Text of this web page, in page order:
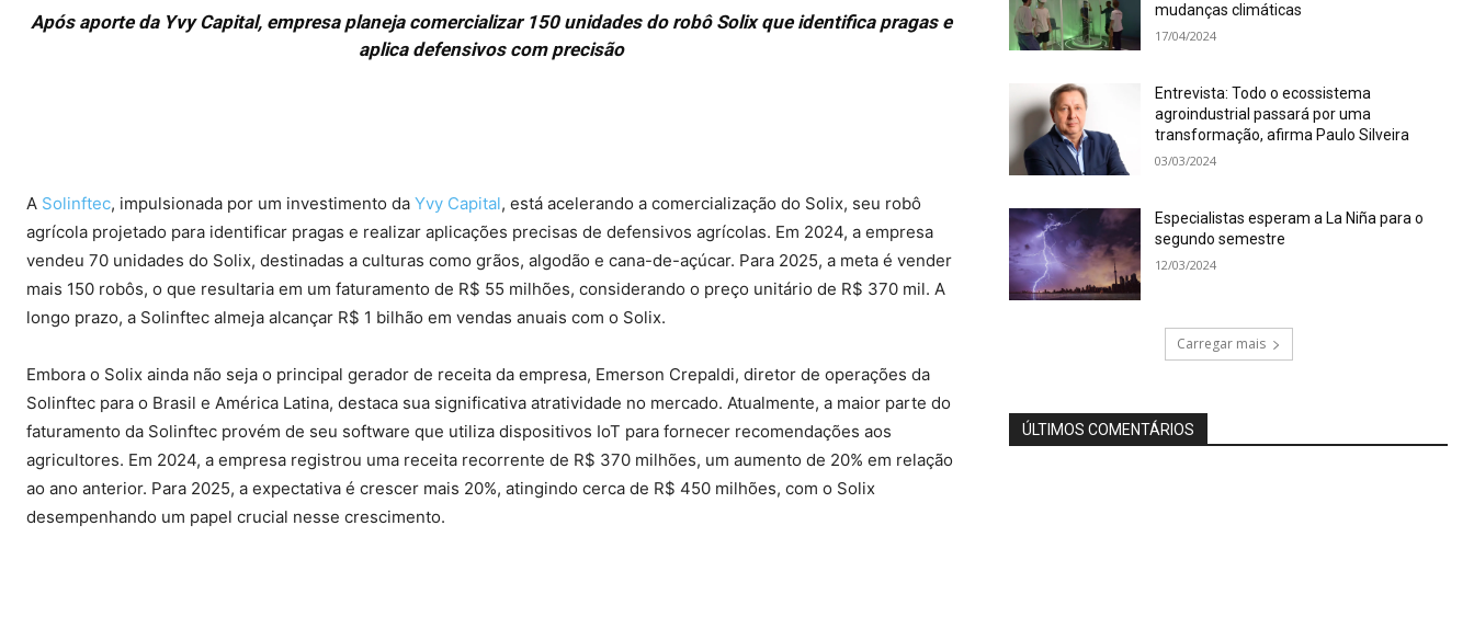
Após aporte da Yvy Capital, empresa planeja comercializar 150 unidades do robô Solix que identifica pragas e
aplica defensivos com precisão
A Solinftec, impulsionada por um investimento da Yvy Capital, está acelerando a comercialização do Solix, seu robô
agrícola projetado para identificar pragas e realizar aplicações precisas de defensivos agrícolas. Em 2024, a empresa
vendeu 70 unidades do Solix, destinadas a culturas como grãos, algodão e cana-de-açúcar. Para 2025, a meta é vender
mais 150 robôs, o que resultaria em um faturamento de R$ 55 milhões, considerando o preço unitário de R$ 370 mil. A
longo prazo, a Solinftec almeja alcançar R$ 1 bilhão em vendas anuais com o Solix.
Embora o Solix ainda não seja o principal gerador de receita da empresa, Emerson Crepaldi, diretor de operações da
Solinftec para o Brasil e América Latina, destaca sua significativa atratividade no mercado. Atualmente, a maior parte do
faturamento da Solinftec provém de seu software que utiliza dispositivos IoT para fornecer recomendações aos
agricultores. Em 2024, a empresa registrou uma receita recorrente de R$ 370 milhões, um aumento de 20% em relação
ao ano anterior. Para 2025, a expectativa é crescer mais 20%, atingindo cerca de R$ 450 milhões, com o Solix
desempenhando um papel crucial nesse crescimento.
mudanças climáticas
17/04/2024
Entrevista: Todo o ecossistema
agroindustrial passará por uma
transformação, afirma Paulo Silveira
03/03/2024
Especialistas esperam a La Niña para o
segundo semestre
12/03/2024
Carregar mais
ÚLTIMOS COMENTÁRIOS